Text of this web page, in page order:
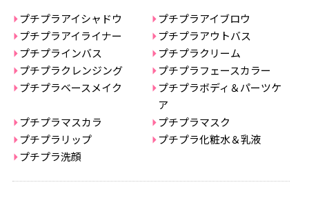
プチプラアイシャドウ
プチプラアイブロウ
プチプラアイライナー
プチプラアウトバス
プチプラインバス
プチプラクリーム
プチプラクレンジング
プチプラフェースカラー
プチプラベースメイク
プチプラボディ＆パーツケ
ア
プチプラマスカラ
プチプラマスク
プチプラリップ
プチプラ化粧水＆乳液
プチプラ洗顔